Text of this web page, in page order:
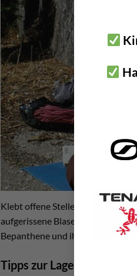
Klebt offene Stellen nie
aufgerissene Blasen abklebt,
Bepanthene und ihr seid bald
Tipps zur Lagerung